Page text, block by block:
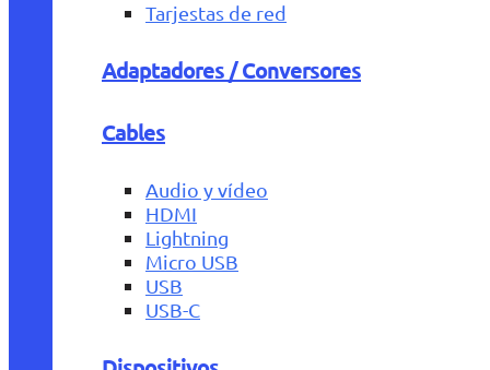
Tarjestas de red
Adaptadores / Conversores
Cables
Audio y vídeo
HDMI
Lightning
Micro USB
USB
USB-C